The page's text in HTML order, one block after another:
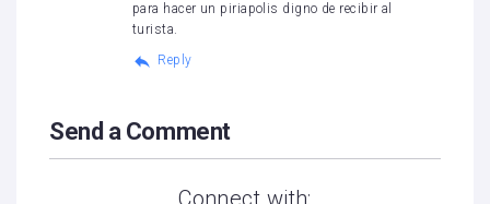
para hacer un piriapolis digno de recibir al
turista.
Reply
Send a Comment